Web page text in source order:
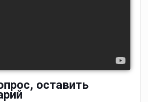
оставить